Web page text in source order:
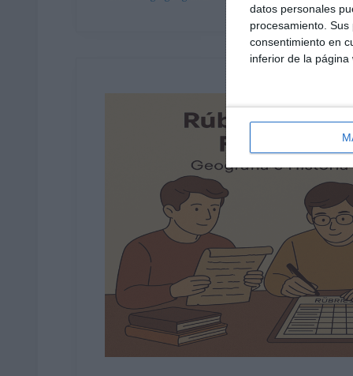
datos personales
procesamiento.
consentimiento en
inferior de la página